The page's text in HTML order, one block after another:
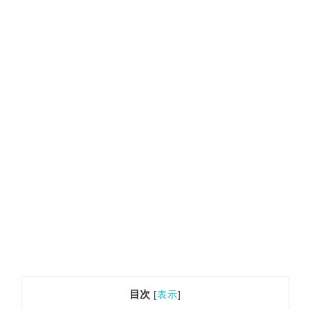
目次 [表示]